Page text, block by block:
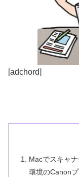
[adchord]
Macでスキャ
環境のCanon